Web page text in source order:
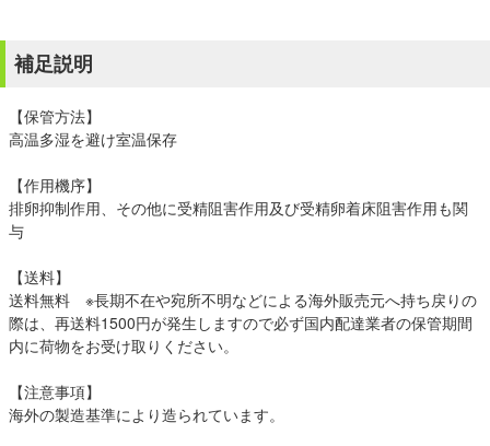
補足説明
【保管方法】
高温多湿を避け室温保存
【作用機序】
排卵抑制作用、その他に受精阻害作用及び受精卵着床阻害作用も関
与
【送料】
送料無料 ※長期不在や宛所不明などによる海外販売元へ持ち戻りの
際は、再送料1500円が発生しますので必ず国内配達業者の保管期間
内に荷物をお受け取りください。
【注意事項】
海外の製造基準により造られています。